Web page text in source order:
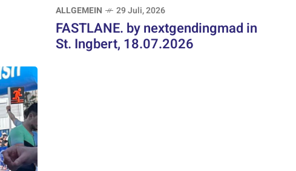
ALLGEMEIN 29 Juli, 2026
FASTLANE. by nextgendingmad in
St. Ingbert, 18.07.2026